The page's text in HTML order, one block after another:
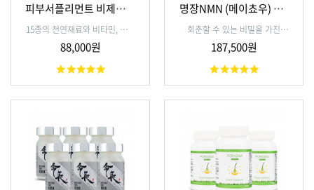
피부서플리먼트 비제로리
세
15종의 천연재료와 비타민, 아미
노산까지! 아끼지않은 피부서플
리먼트
88,000원
명장NMN (메이쵸우) 3개
세트
회춘할 수 있는 비밀을 가진
NMN 성분 서플리먼트
187,500원